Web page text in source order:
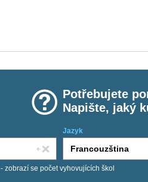
Potřebujete
Napište, jaký
Jazyk
zobrazí se počet vyhovujících škol